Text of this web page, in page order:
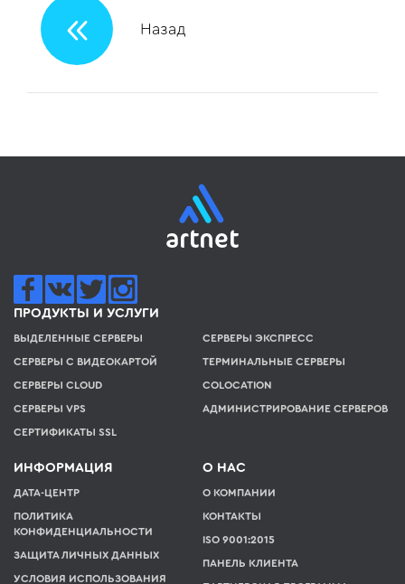
« Назад
ПРОДУКТЫ И УСЛУГИ
ВЫДЕЛЕННЫЕ СЕРВЕРЫ СЕРВЕРЫ ЭКСПРЕСС
СЕРВЕРЫ С ВИДЕОКАРТОЙ ТЕРМИНАЛЬНЫЕ СЕРВЕРЫ
СЕРВЕРЫ CLOUD COLOCATION
СЕРВЕРЫ VPS АДМИНИСТРИРОВАНИЕ СЕРВЕРОВ
СЕРТИФИКАТЫ SSL
ИНФОРМАЦИЯ
ДАТА-ЦЕНТР
ПОЛИТИКА
КОНФИДЕНЦИАЛЬНОСТИ
ЗАЩИТА ЛИЧНЫХ ДАННЫХ
УСЛОВИЯ ИСПОЛЬЗОВАНИЯ
О НАС
О КОМПАНИИ
КОНТАКТЫ
ISO 9001:2015
ПАНЕЛЬ КЛИЕНТА